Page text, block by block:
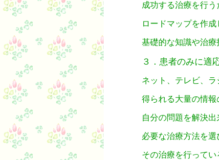
成功する治療を行う
ロードマップを作
基礎的な知識や治
３．患者のみに適
ネット、テレビ、
得られる大量の情報
自分の問題を解決出
必要な治療方法を選
その治療を行って